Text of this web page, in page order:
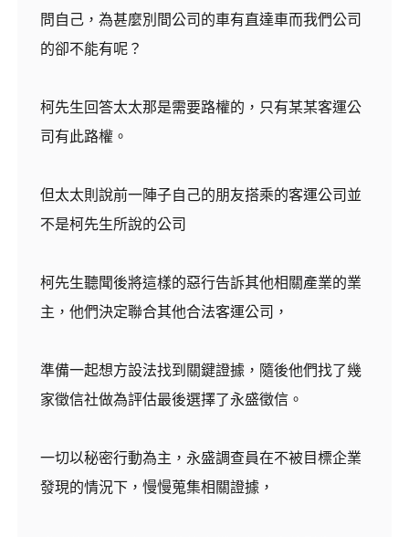
問自己，為甚麼別間公司的車有直達車而我們公司
的卻不能有呢？
柯先生回答太太那是需要路權的，只有某某客運公
司有此路權。
但太太則說前一陣子自己的朋友搭乘的客運公司並
不是柯先生所說的公司
柯先生聽聞後將這樣的惡行告訴其他相關產業的業
主，他們決定聯合其他合法客運公司，
準備一起想方設法找到關鍵證據，隨後他們找了幾
家徵信社做為評估最後選擇了永盛徵信。
一切以秘密行動為主，永盛調查員在不被目標企業
發現的情況下，慢慢蒐集相關證據，